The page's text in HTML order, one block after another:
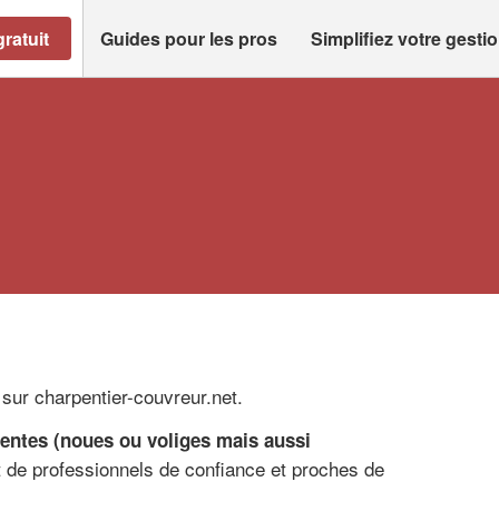
Guides pour les pros Simplifiez votre
charpentier-couvreur.net.
(noues ou voliges mais aussi
professionnels de confiance et proches de